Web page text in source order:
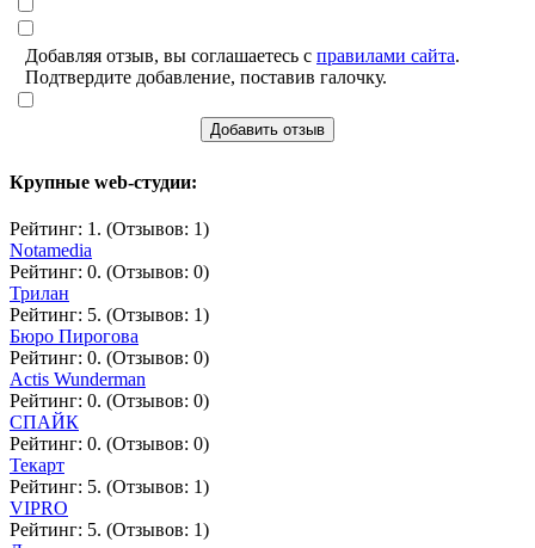
Добавляя отзыв, вы соглашаетесь с правилами сайта.
Подтвердите добавление, поставив галочку.
Добавить отзыв
Крупные web-студии:
Рейтинг: 1. (Отзывов: 1)
Notamedia
Рейтинг: 0. (Отзывов: 0)
Трилан
Рейтинг: 5. (Отзывов: 1)
Бюро Пирогова
Рейтинг: 0. (Отзывов: 0)
Actis Wunderman
Рейтинг: 0. (Отзывов: 0)
СПАЙК
Рейтинг: 0. (Отзывов: 0)
Текарт
Рейтинг: 5. (Отзывов: 1)
VIPRO
Рейтинг: 5. (Отзывов: 1)